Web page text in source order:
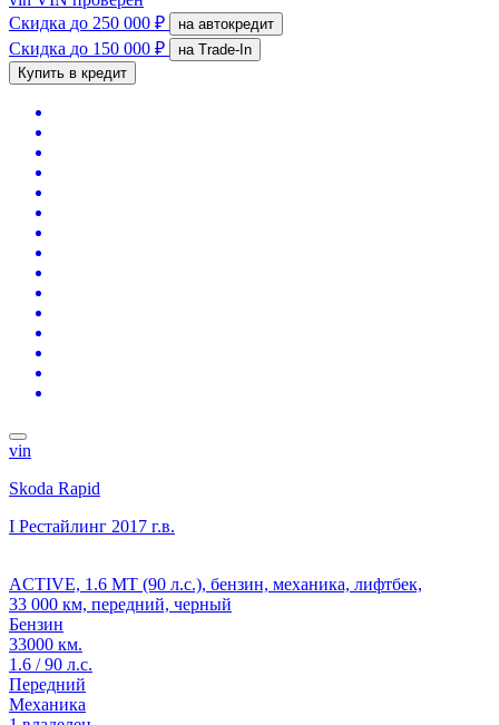
Скидка до 250 000 ₽ на автокредит
Скидка до 150 000 ₽
на Trade-In
Купить в кредит
vin
Skoda Rapid
I Рестайлинг 2017 г.в.
ACTIVE, 1.6 MT (90 л.с.), бензин, механика, лифтбек,
33 000 км, передний, черный
Бензин
33000 км.
1.6 / 90 л.с.
Передний
Механика